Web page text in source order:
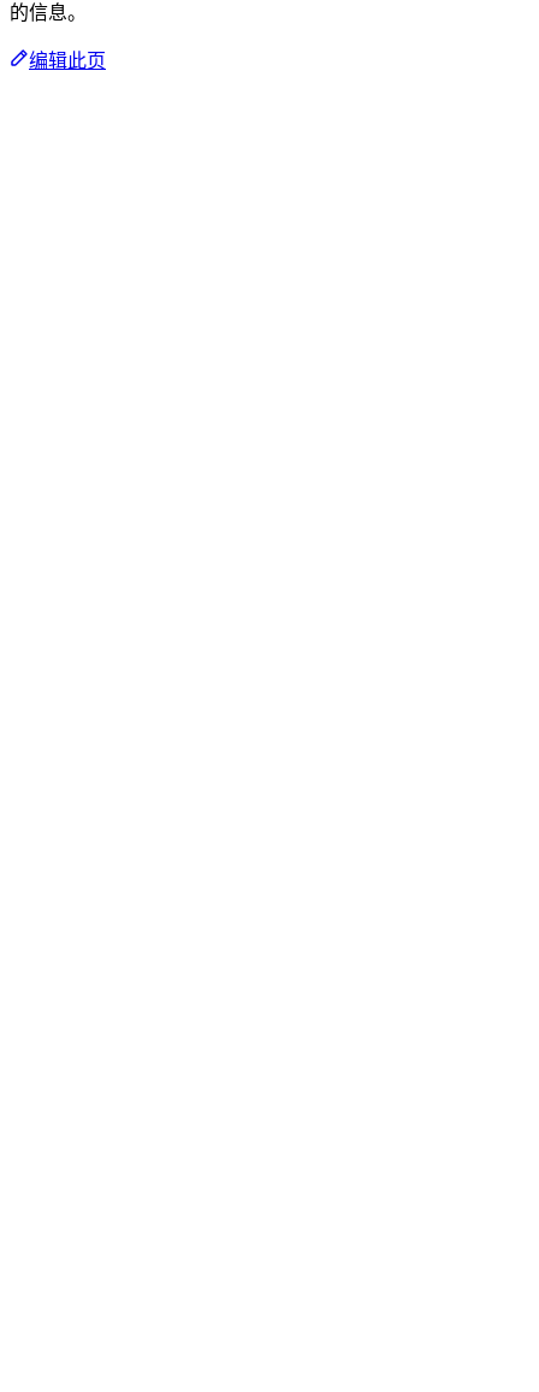
的信息。
编辑此页